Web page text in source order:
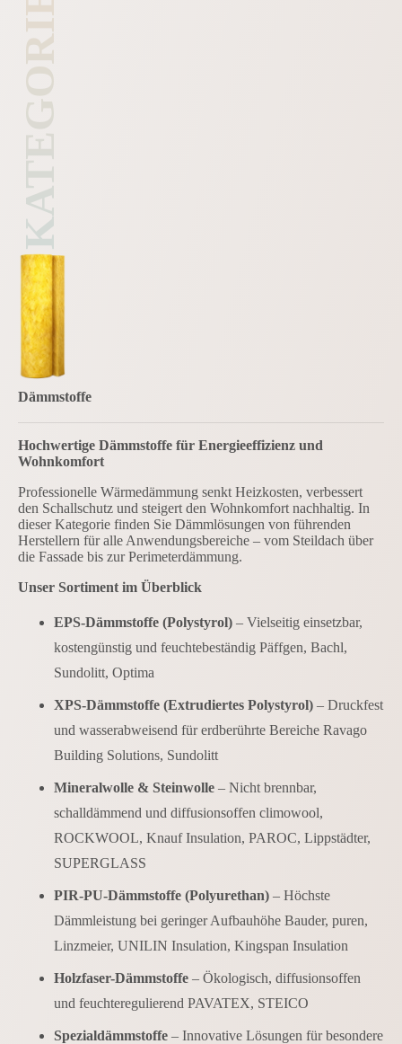
KATEGORIE
Dämmstoffe
Hochwertige Dämmstoffe für Energieeffizienz und
Wohnkomfort
Professionelle Wärmedämmung senkt Heizkosten, verbessert
den Schallschutz und steigert den Wohnkomfort nachhaltig. In
dieser Kategorie finden Sie Dämmlösungen von führenden
Herstellern für alle Anwendungsbereiche – vom Steildach über
die Fassade bis zur Perimeterdämmung.
Unser Sortiment im Überblick
EPS-Dämmstoffe (Polystyrol) – Vielseitig einsetzbar,
kostengünstig und feuchtebeständig Päffgen, Bachl,
Sundolitt, Optima
XPS-Dämmstoffe (Extrudiertes Polystyrol) – Druckfest
und wasserabweisend für erdberührte Bereiche Ravago
Building Solutions, Sundolitt
Mineralwolle & Steinwolle – Nicht brennbar,
schalldämmend und diffusionsoffen climowool,
ROCKWOOL, Knauf Insulation, PAROC, Lippstädter,
SUPERGLASS
PIR-PU-Dämmstoffe (Polyurethan) – Höchste
Dämmleistung bei geringer Aufbauhöhe Bauder, puren,
Linzmeier, UNILIN Insulation, Kingspan Insulation
Holzfaser-Dämmstoffe – Ökologisch, diffusionsoffen
und feuchteregulierend PAVATEX, STEICO
Spezialdämmstoffe – Innovative Lösungen für besondere